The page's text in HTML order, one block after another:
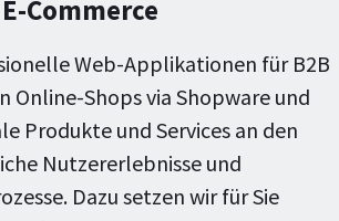
Commerce
Web-Applikationen für B2B
Online-Shops via Shopware und
Produkte und Services an den
Nutzererlebnisse und
Dazu setzen wir für Sie